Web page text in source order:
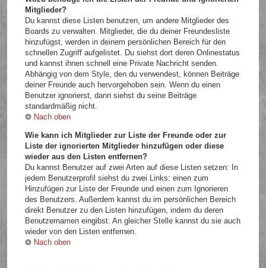
Mitglieder?
Du kannst diese Listen benutzen, um andere Mitglieder des
Boards zu verwalten. Mitglieder, die du deiner Freundesliste
hinzufügst, werden in deinem persönlichen Bereich für den
schnellen Zugriff aufgelistet. Du siehst dort deren Onlinestatus
und kannst ihnen schnell eine Private Nachricht senden.
Abhängig von dem Style, den du verwendest, können Beiträge
deiner Freunde auch hervorgehoben sein. Wenn du einen
Benutzer ignorierst, dann siehst du seine Beiträge
standardmäßig nicht.
Nach oben
Wie kann ich Mitglieder zur Liste der Freunde oder zur
Liste der ignorierten Mitglieder hinzufügen oder diese
wieder aus den Listen entfernen?
Du kannst Benutzer auf zwei Arten auf diese Listen setzen: In
jedem Benutzerprofil siehst du zwei Links: einen zum
Hinzufügen zur Liste der Freunde und einen zum Ignorieren
des Benutzers. Außerdem kannst du im persönlichen Bereich
direkt Benutzer zu den Listen hinzufügen, indem du deren
Benutzernamen eingibst. An gleicher Stelle kannst du sie auch
wieder von den Listen entfernen.
Nach oben